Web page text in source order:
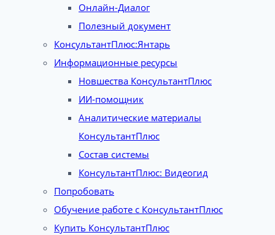
Онлайн-Диалог
Полезный документ
КонсультантПлюс:Янтарь
Информационные ресурсы
Новшества КонсультантПлюс
ИИ-помощник
Аналитические материалы
КонсультантПлюс
Состав системы
КонсультантПлюс: Видеогид
Попробовать
Обучение работе с КонсультантПлюс
Купить КонсультантПлюс